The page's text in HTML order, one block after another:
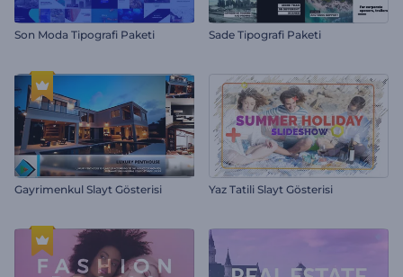
Son Moda Tipografi Paketi Sade Tipografi Paketi
Gayrimenkul Slayt Gösterisi Yaz Tatili Slayt Gösterisi